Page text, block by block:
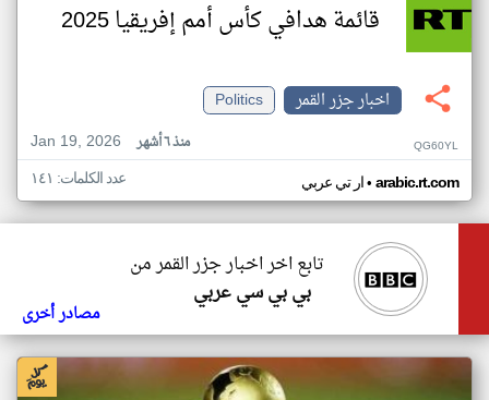
قائمة هدافي كأس أمم إفريقيا 2025
اخبار جزر القمر
Politics
Jan 19, 2026
منذ ٦ أشهر QG60YL
ار تي عربي• arabic.rt.com عدد الكلمات: ١٤١
تابع اخر اخبار جزر القمر من
بي بي سي عربي
مصادر أخرى